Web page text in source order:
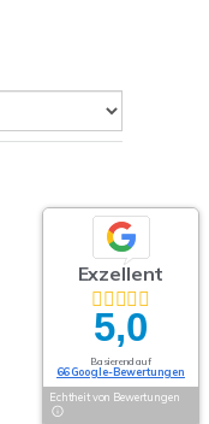
Exzellent
5,0
Basierend auf
66 Google-Bewertungen
Echtheit von Bewertungen